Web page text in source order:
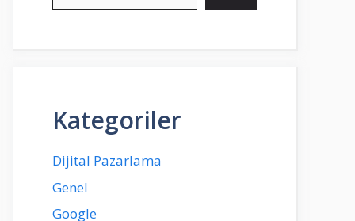
Kategoriler
Dijital Pazarlama
Genel
Google